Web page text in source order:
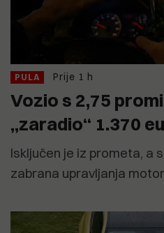
PULA Prije 1 h
Vozio s 2,75
„zaradio“ 1.370
Isključen je iz prometa, a
zabrana upravljanja